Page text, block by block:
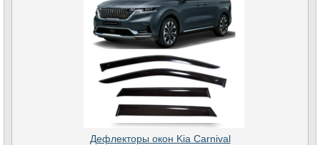
Дефлекторы окон Kia Carnival